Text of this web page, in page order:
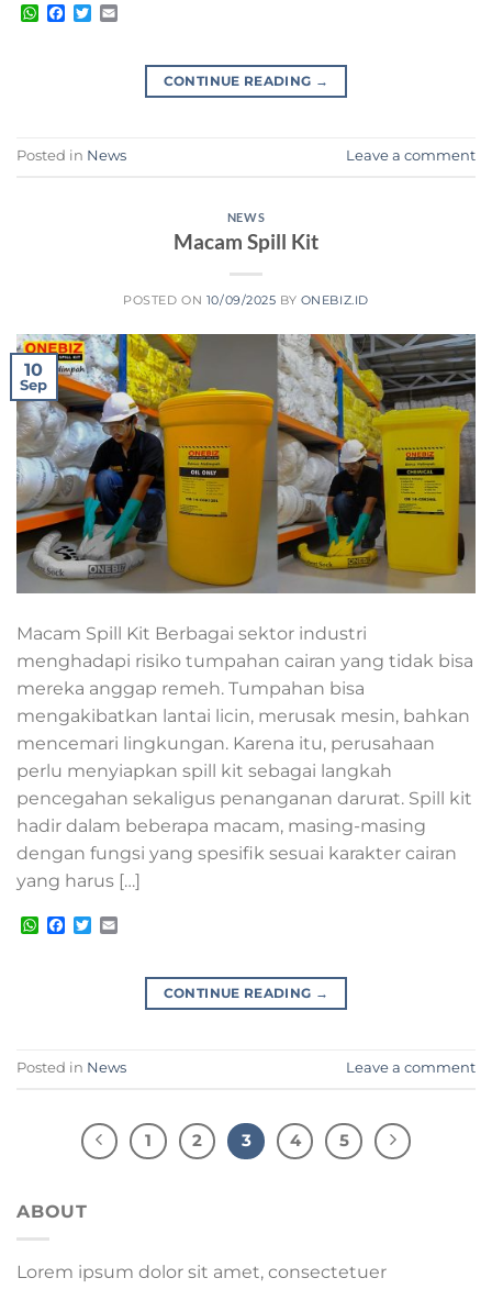
WhatsApp
Facebook
Twitter
CONTINUE READING →
Posted in News Leave a comment
NEWS
Macam Spill Kit
POSTED ON 10/09/2025 BY ONEBIZ.ID
10
Sep
Macam Spill Kit Berbagai sektor industri
menghadapi risiko tumpahan cairan yang tidak bisa
mereka anggap remeh. Tumpahan bisa
mengakibatkan lantai licin, merusak mesin, bahkan
mencemari lingkungan. Karena itu, perusahaan
perlu menyiapkan spill kit sebagai langkah
pencegahan sekaligus penanganan darurat. Spill kit
hadir dalam beberapa macam, masing-masing
dengan fungsi yang spesifik sesuai karakter cairan
yang harus […]
WhatsApp
Facebook
Twitter
CONTINUE READING →
Posted in News Leave a comment
1 2 3 4 5
ABOUT
Lorem ipsum dolor sit amet, consectetuer